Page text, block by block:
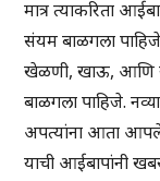
मात्र त्याकरिता
संयम बाळगला
खेळणी, खाऊ, आणि
बाळगला पाहिजे.
अपत्यांना आता आपले
याची आईबापांनी